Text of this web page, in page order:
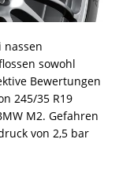
nassen
sowohl
Bewertungen
245/35 R19
M2. Gefahren
von 2,5 bar